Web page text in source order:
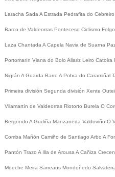
Laracha Sada A Estrada Pedrafita do Cebreiro
Barco de Valdeorras Ponteceso Ciclismo
Laza Chantada A Capela Navia de Suarna
Portomarín Viana do Bolo Allariz Leiro Catoira
Nigrán A Guarda Barro A Pobra do Caramiñal
Primeira división Segunda división Xente
Vilamartín de Valdeorras Riotorto Burela O
Bergondo A Gudiña Manzaneda Valdoviño O
Comba Mañón Camiño de Santiago Arbo A
Pantón Trazo A Illa de Arousa A Cañiza
Moeche Meira Sarreaus Mondoñedo